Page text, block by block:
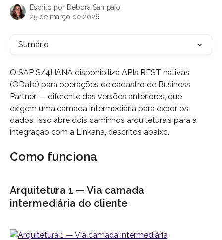
Escrito por Débora Sampaio
25 de março de 2026
Sumário
O SAP S/4HANA disponibiliza APIs REST nativas
(OData) para operações de cadastro de Business
Partner — diferente das versões anteriores, que
exigem uma camada intermediária para expor os
dados. Isso abre dois caminhos arquiteturais para a
integração com a Linkana, descritos abaixo.
Como funciona
Arquitetura 1 — Via camada
intermediária do cliente